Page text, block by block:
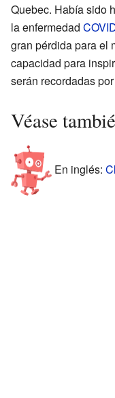
Quebec. Había sido
la enfermedad
gran pérdida para el
capacidad para
serán recordadas
Véase
En inglés: